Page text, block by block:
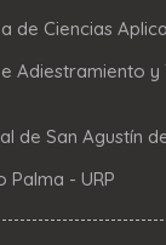
de Ciencias
Adiestramiento y
de San Agustín
Palma - URP